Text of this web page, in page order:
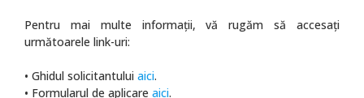
Pentru mai multe informații, vă rugăm să accesați
următoarele link-uri:
• Ghidul solicitantului aici.
• Formularul de aplicare aici.